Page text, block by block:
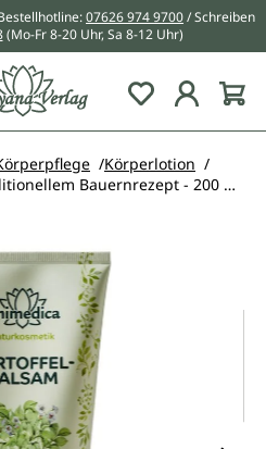
07626 974 9700/ Schreiben
(Mo-Fr 8-20 Uhr, Sa 8-12 Uhr)
Du hast 0
Körperlotion
Kartoffelbalsam - nach traditionellem Bauernrezept - 200 ml - von Unimedica